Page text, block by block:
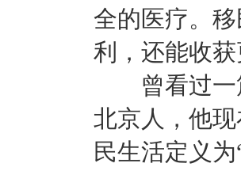
全的医疗。
利，还能收
曾看过一
北京人，他
民生活定义为